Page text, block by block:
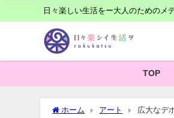
日々楽しい生活をー大人のためのメ
TOP
ホーム アート
広大なデ